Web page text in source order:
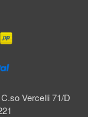
Vercelli 71/D